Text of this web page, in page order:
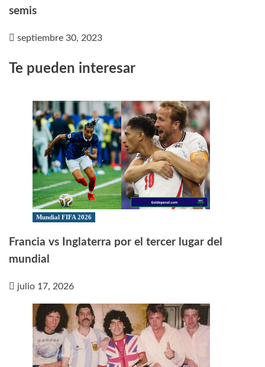
semis
septiembre 30, 2023
Te pueden interesar
Mundial FIFA 2026
Francia vs Inglaterra por el tercer lugar del
mundial
julio 17, 2026